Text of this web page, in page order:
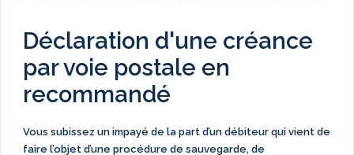
Déclaration d'une créance
par voie postale en
recommandé
Vous subissez un impayé de la part d’un débiteur qui vient de
faire l’objet d’une procédure de sauvegarde, de